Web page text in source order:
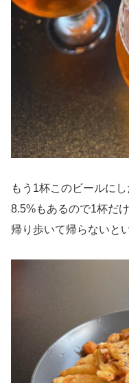
もう1杯このビールに
8.5%もあるので1杯だ
帰り歩いて帰らないと